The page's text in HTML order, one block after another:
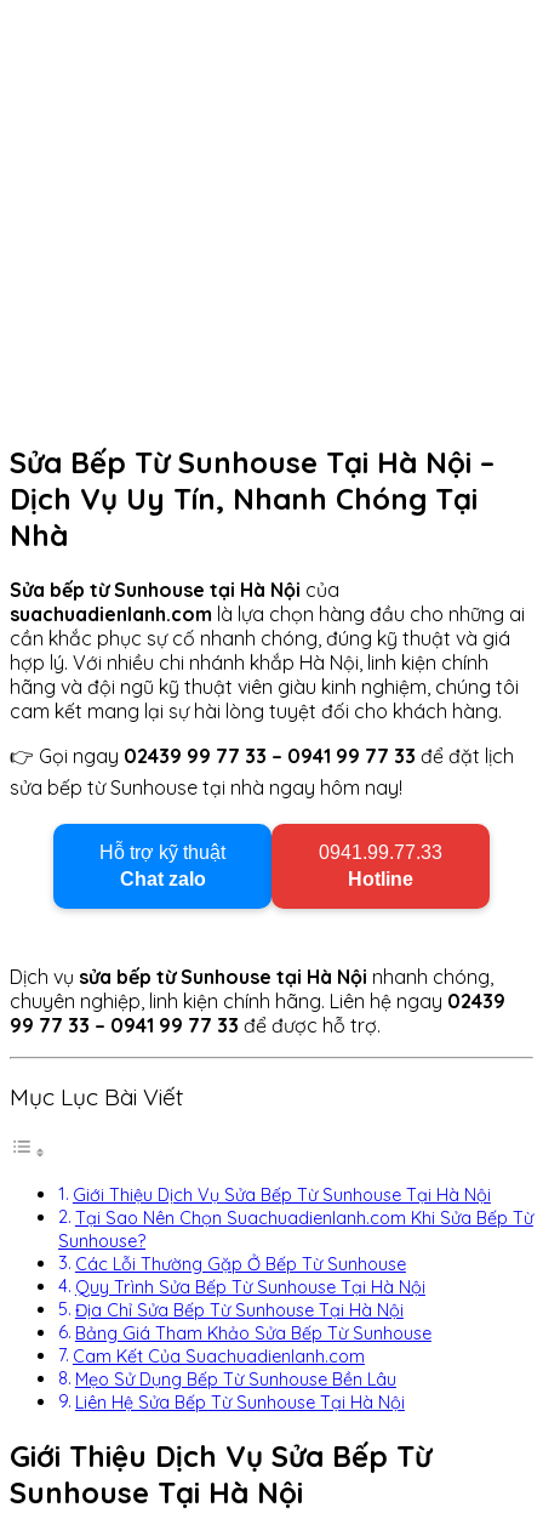
Sửa Bếp Từ Sunhouse Tại Hà Nội –
Dịch Vụ Uy Tín, Nhanh Chóng Tại
Nhà
Sửa bếp từ Sunhouse tại Hà Nội của
suachuadienlanh.com là lựa chọn hàng đầu cho những ai
cần khắc phục sự cố nhanh chóng, đúng kỹ thuật và giá
hợp lý. Với nhiều chi nhánh khắp Hà Nội, linh kiện chính
hãng và đội ngũ kỹ thuật viên giàu kinh nghiệm, chúng tôi
cam kết mang lại sự hài lòng tuyệt đối cho khách hàng.
👉 Gọi ngay 02439 99 77 33 – 0941 99 77 33 để đặt lịch
sửa bếp từ Sunhouse tại nhà ngay hôm nay!
Hỗ trợ kỹ thuật
Chat zalo
0941.99.77.33
Hotline
Dịch vụ sửa bếp từ Sunhouse tại Hà Nội nhanh chóng,
chuyên nghiệp, linh kiện chính hãng. Liên hệ ngay 02439
99 77 33 – 0941 99 77 33 để được hỗ trợ.
Mục Lục Bài Viết
Giới Thiệu Dịch Vụ Sửa Bếp Từ Sunhouse Tại Hà Nội
Tại Sao Nên Chọn Suachuadienlanh.com Khi Sửa Bếp Từ
Sunhouse?
Các Lỗi Thường Gặp Ở Bếp Từ Sunhouse
Quy Trình Sửa Bếp Từ Sunhouse Tại Hà Nội
Địa Chỉ Sửa Bếp Từ Sunhouse Tại Hà Nội
Bảng Giá Tham Khảo Sửa Bếp Từ Sunhouse
Cam Kết Của Suachuadienlanh.com
Mẹo Sử Dụng Bếp Từ Sunhouse Bền Lâu
Liên Hệ Sửa Bếp Từ Sunhouse Tại Hà Nội
Giới Thiệu Dịch Vụ Sửa Bếp Từ
Sunhouse Tại Hà Nội